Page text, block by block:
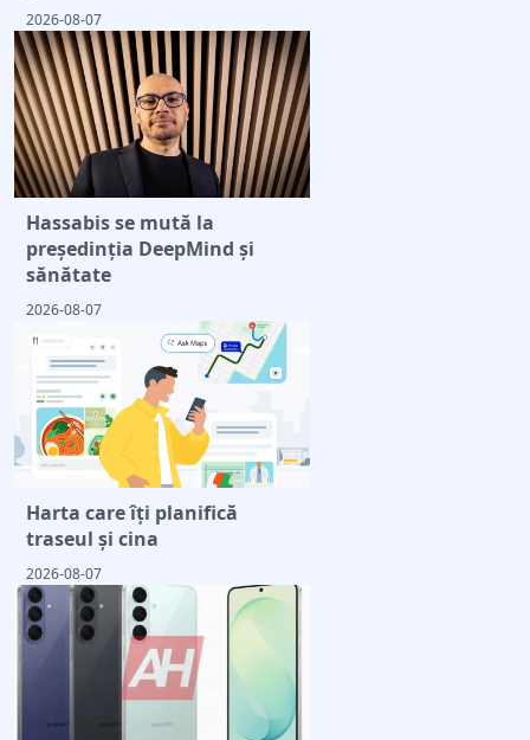
2026-08-07
Hassabis se mută la
președinția DeepMind și
sănătate
2026-08-07
Harta care îți planifică
traseul și cina
2026-08-07